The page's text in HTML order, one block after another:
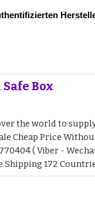
Box
the world to
Cheap Price
( Viber -
172